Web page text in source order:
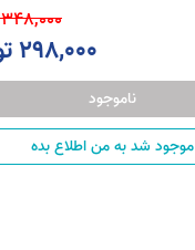
348,000 تومان
298,000 تومان
ناموجود
موجود شد به من اطلاع بده